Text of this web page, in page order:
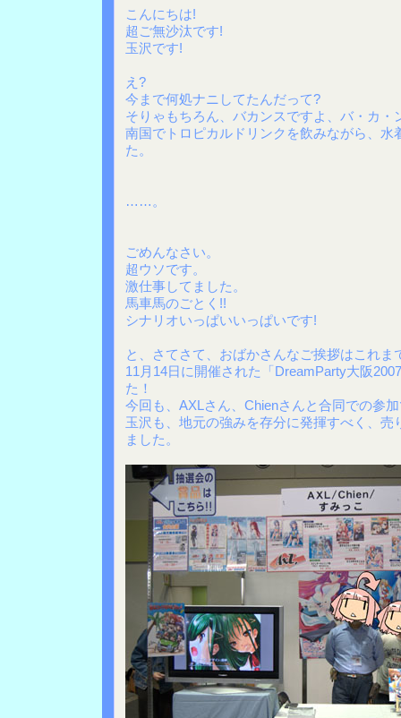
こんにちは!
超ご無沙汰です!
玉沢です!
え?
今まで何処ナニしてたんだって?
そりゃもちろん、バカンスですよ、バ・カ・
南国でトロピカルドリンクを飲みながら、水
た。
……。
ごめんなさい。
超ウソです。
激仕事してました。
馬車馬のごとく!!
シナリオいっぱいいっぱいです!
と、さてさて、おばかさんなご挨拶はこれ
11月14日に開催された「DreamParty大阪
た！
今回も、AXLさん、Chienさんと合同での参
玉沢も、地元の強みを存分に発揮すべく、売
ました。